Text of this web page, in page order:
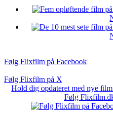
Følg Flixfilm på Facebook
Følg Flixfilm på X
Hold dig opdateret med nye
Følg